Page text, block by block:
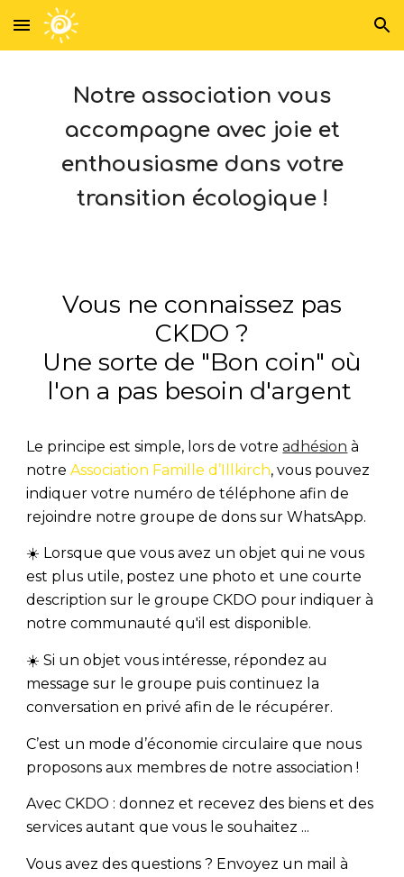
Skip to main content Skip to navigation
Notre association vous
accompagne avec joie et
enthousiasme dans votre
transition écologique !
Vous ne connaissez pas
CKDO ?
Une sorte de "Bon coin" où
l'on a pas besoin d'argent
Le principe est simple, lors de votreadhésion à
notreAssociation Famille d’Illkirch, vous pouvez
indiquer votre numéro de téléphone afin de
rejoindre notre groupe de dons sur WhatsApp.
☀️ Lorsque que vous avez un objet qui ne vous
est plus utile, postez une photo et une courte
description sur le groupeCKDO pour indiquer à
notre communauté qu'il est disponible.
☀️ Si un objet vous intéresse, répondez au
message sur le groupe puis continuez la
conversation en privé afin de le récupérer.
C’est un mode d’économie circulaire que nous
proposons aux membres de notre association !
Avec CKDO : donnez et recevez des biens et des
services autant que vous le souhaitez ...
Vous avez des questions ? Envoyez un mail à